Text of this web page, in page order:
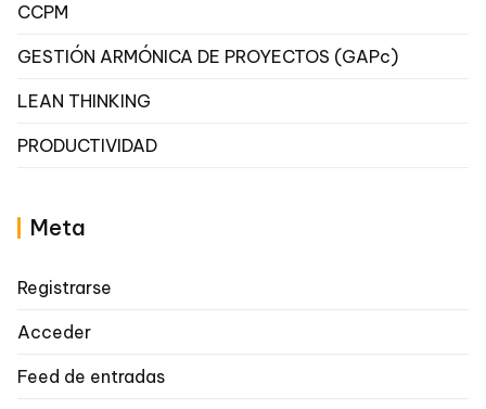
CCPM
GESTIÓN ARMÓNICA DE PROYECTOS (GAPc)
LEAN THINKING
PRODUCTIVIDAD
Meta
Registrarse
Acceder
Feed de entradas